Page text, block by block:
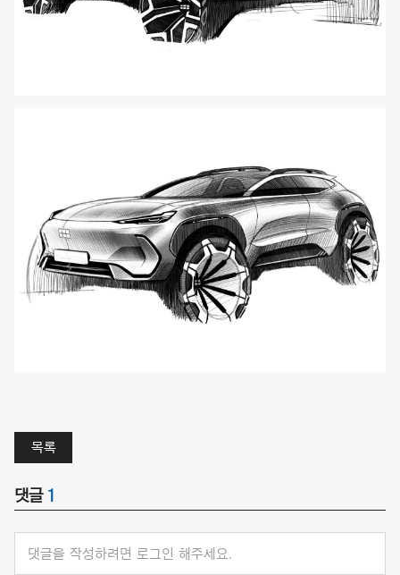
목록
댓글 1
댓글을 작성하려면 로그인 해주세요.